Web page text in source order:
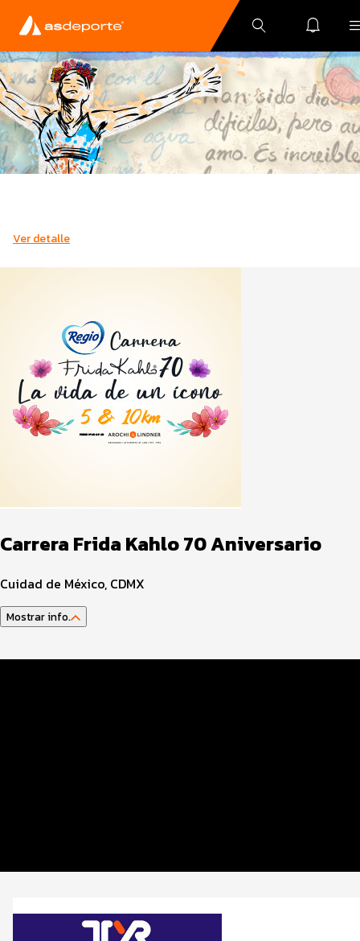
Ver detalle
Carrera Frida Kahlo 70 Aniversario
Cuidad de México, CDMX
Mostrar info.